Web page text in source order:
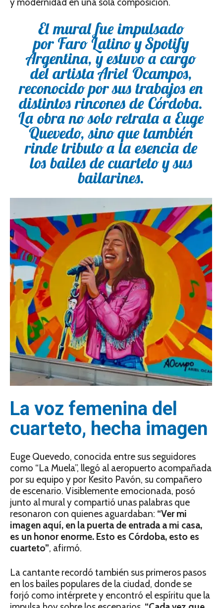
y modernidad en una sola composición.
El mural fue impulsado
por Faro Latino y Spotify
Argentina, y estuvo a cargo
del artista Ariel Ocampos,
reconocido por sus trabajos en
distintos rincones de Córdoba.
La obra no solo retrata a Euge
Quevedo, sino que también
rinde tributo a la esencia de
los bailes de cuarteto y sus
bailarines.
La voz femenina del
cuarteto, hecha imagen
Euge Quevedo, conocida entre sus seguidores
como “La Muela”, llegó al aeropuerto acompañada
por su equipo y por Kesito Pavón, su compañero
de escenario. Visiblemente emocionada, posó
junto al mural y compartió unas palabras que
resonaron con quienes aguardaban: “Ver mi
imagen aquí, en la puerta de entrada a mi casa,
es un honor enorme. Esto es Córdoba, esto es
cuarteto”, afirmó.
La cantante recordó también sus primeros pasos
en los bailes populares de la ciudad, donde se
forjó como intérprete y encontró el espíritu que la